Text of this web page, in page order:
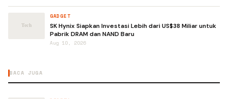
GADGET
SK Hynix Siapkan Investasi Lebih dari US$38 Miliar untuk
Pabrik DRAM dan NAND Baru
Aug 10, 2026
BACA JUGA